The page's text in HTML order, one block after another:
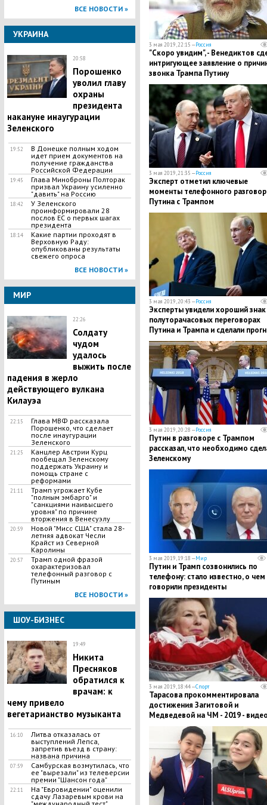
ВСЕ НОВОСТИ »
УКРАИНА
20:58
Порошенко
уволил главу
охраны
президента
накануне инаугурации
Зеленского
19:52
В Донецке полным ходом
идет прием документов на
получение гражданства
Российской Федерации
19:45
Глава Миноброны Полторак
призвал Украину усиленно
"давить" на Россию
18:42
​У Зеленского
проинформировали 28
послов ЕС о первых шагах
президента
18:14
Какие партии проходят в
Верховную Раду:
опубликованы результаты
свежего опроса
ВСЕ НОВОСТИ »
МИР
22:26
Солдату
чудом
удалось
выжить после
падения в жерло
действующего вулкана
Килауэа
22:15
Глава МВФ рассказала
Порошенко, что сделает
после инаугурации
Зеленского
21:25
Канцлер Австрии Курц
пообещал Зеленскому
поддержать Украину и
помощь стране с
реформами
21:11
Трамп угрожает Кубе
"полным эмбарго" и
"санкциями наивысшего
уровня" по причине
вторжения в Венесуэлу
20:59
Новой "Мисс США" стала 28-
летняя адвокат Чесли
Крайст из Северной
Каролины
20:57
Трамп одной фразой
охарактеризовал
телефонный разговор с
Путиным
ВСЕ НОВОСТИ »
ШОУ-БИЗНЕС
19:49
​Никита
Пресняков
обратился к
врачам: к
чему привело
вегетарианство музыканта
16:10
​Литва отказалась от
выступлений Лепса,
запретив въезд в страну:
названа причина
07:59
Самбурская возмутилась, что
ее "вырезали" из телеверсии
премии "Шансон года"
22:11
На "Евровидении" оценили
сдачу Лазаревым крови на
3 мая 2019, 22:15 —Россия
"Скоро увидим", - Венедиктов
интригующее заявление о
звонка Трампа Путину
3 мая 2019, 21:35 —Россия
Эксперт отметил ключевые
моменты телефонного
Путина с Трампом
3 мая 2019, 20:43 —Россия
Эксперты увидели хороший знак
полуторачасовых переговорах
Путина и Трампа и сделали
3 мая 2019, 20:28 —Россия
Путин в разговоре с Трампом
рассказал, что необходимо
Зеленскому
3 мая 2019, 19:18 —Мир
Путин и Трамп созвонились по
телефону: стало известно, о чем
говорили президенты
3 мая 2019, 18:44 —Спорт
​Тарасова прокомментировала
достижения Загитовой и
Медведевой на ЧМ - 2019 -